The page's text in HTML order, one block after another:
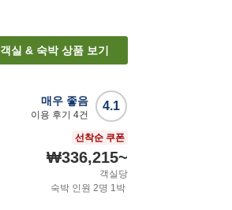
객실 & 숙박 상품 보기
4.1
매우 좋음
이용 후기 4건
선착순 쿠폰
₩336,215~
객실당
숙박 인원 2명 1박